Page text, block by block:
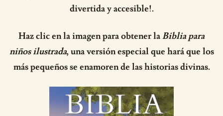
divertida y accesible!.
Haz clic en la imagen para obtener laBiblia para
niños ilustrada, una versión especial que hará que los
más pequeños se enamoren de las historias divinas.